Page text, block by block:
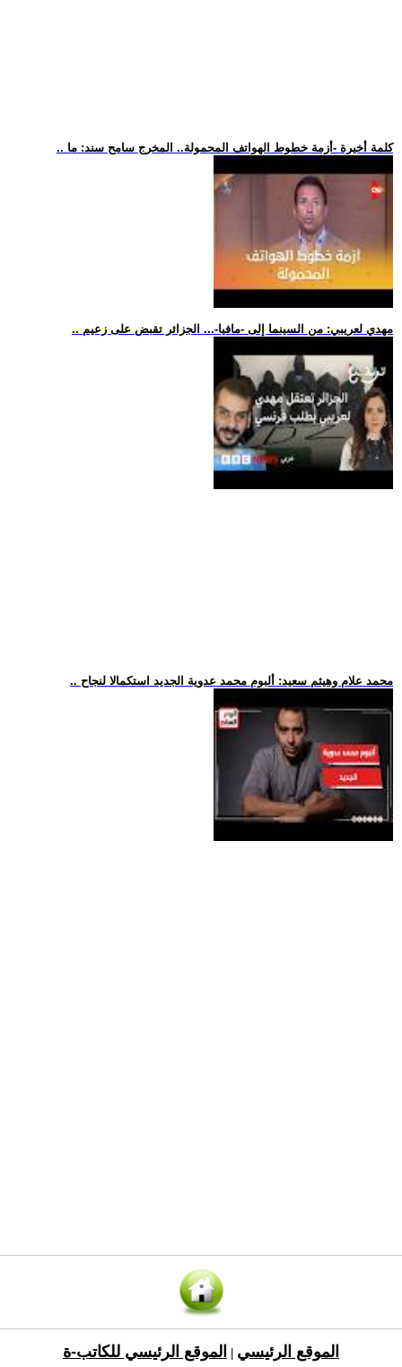
.. كلمة أخيرة -أزمة خطوط الهواتف المحمولة.. المخرج سامح سند: ما
.. مهدي لعريبي: من السينما إلى -مافيا-... الجزائر تقبض على زعيم
.. محمد علام وهيثم سعيد: ألبوم محمد عدوية الجديد استكمالا لنجاح
الموقع الرئيسي الموقع الرئيسي للكاتب-ة